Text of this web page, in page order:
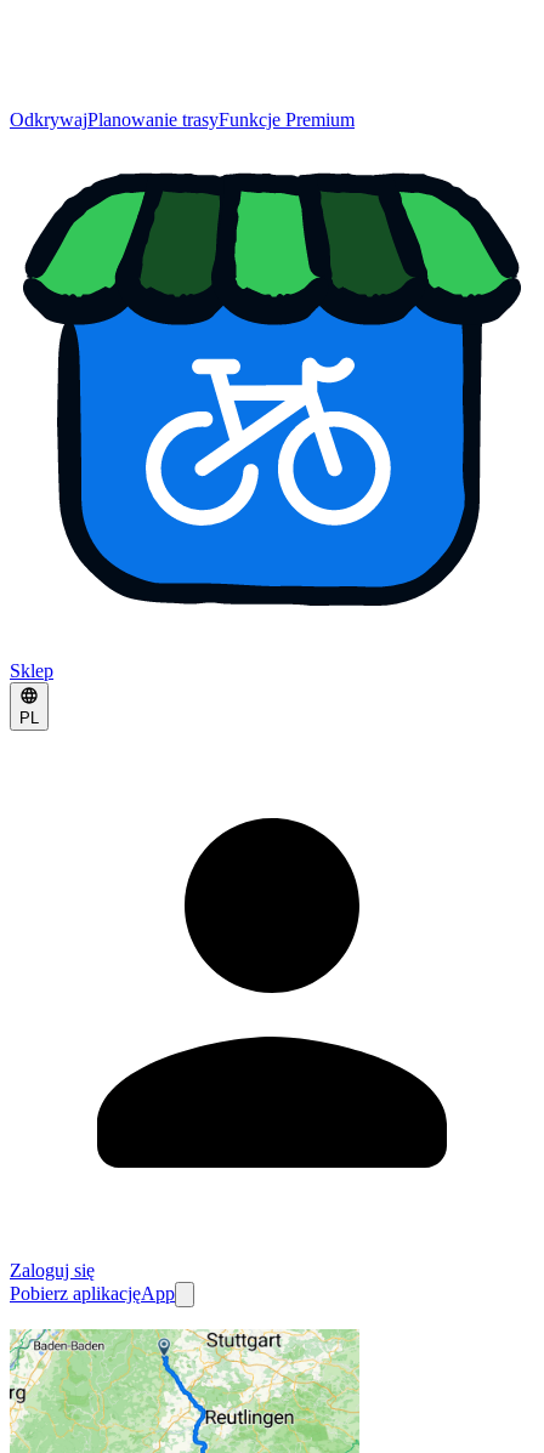
OdkrywajPlanowanie trasyFunkcje Premium
Sklep
PL
Zaloguj się
Pobierz aplikacjęApp